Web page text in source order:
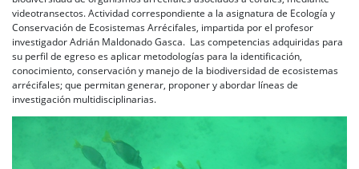
videotransectos. Actividad correspondiente a la asignatura de Ecología y
Conservación de Ecosistemas Arrécifales, impartida por el profesor
investigador Adrián Maldonado Gasca. Las competencias adquiridas para
su perfil de egreso es aplicar metodologías para la identificación,
conocimiento, conservación y manejo de la biodiversidad de ecosistemas
arrécifales; que permitan generar, proponer y abordar líneas de
investigación multidisciplinarias.